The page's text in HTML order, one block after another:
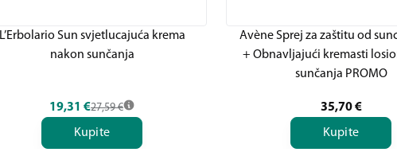
L’Erbolario Sun svjetlucajuća krema
nakon sunčanja
19,31 €27,59 €
Kupite
Avène Sprej za zaštitu od
+ Obnavljajući kremasti
sunčanja PROMO
35,70 €
Kupite